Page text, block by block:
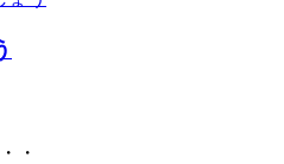
・